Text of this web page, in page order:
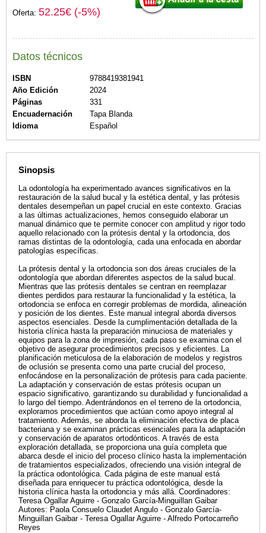
Oferta: 52.25€ (-5%)
Datos técnicos
ISBN
9788419381941
Año Edición
2024
Páginas
331
Encuadernación
Tapa Blanda
Idioma
Español
Sinopsis
La odontología ha experimentado avances significativos en la
restauración de la salud bucal y la estética dental, y las prótesis
dentales desempeñan un papel crucial en este contexto. Gracias
a las últimas actualizaciones, hemos conseguido elaborar un
manual dinámico que te permite conocer con amplitud y rigor todo
aquello relacionado con la prótesis dental y la ortodoncia, dos
ramas distintas de la odontología, cada una enfocada en abordar
patologías específicas.
La prótesis dental y la ortodoncia son dos áreas cruciales de la
odontología que abordan diferentes aspectos de la salud bucal.
Mientras que las prótesis dentales se centran en reemplazar
dientes perdidos para restaurar la funcionalidad y la estética, la
ortodoncia se enfoca en corregir problemas de mordida, alineación
y posición de los dientes. Este manual integral aborda diversos
aspectos esenciales. Desde la cumplimentación detallada de la
historia clínica hasta la preparación minuciosa de materiales y
equipos para la zona de impresión, cada paso se examina con el
objetivo de asegurar procedimientos precisos y eficientes. La
planificación meticulosa de la elaboración de modelos y registros
de oclusión se presenta como una parte crucial del proceso,
enfocándose en la personalización de prótesis para cada paciente.
La adaptación y conservación de estas prótesis ocupan un
espacio significativo, garantizando su durabilidad y funcionalidad a
lo largo del tiempo. Adentrándonos en el terreno de la ortodoncia,
exploramos procedimientos que actúan como apoyo integral al
tratamiento. Además, se aborda la eliminación efectiva de placa
bacteriana y se examinan prácticas esenciales para la adaptación
y conservación de aparatos ortodónticos. A través de esta
exploración detallada, se proporciona una guía completa que
abarca desde el inicio del proceso clínico hasta la implementación
de tratamientos especializados, ofreciendo una visión integral de
la práctica odontológica. Cada página de este manual está
diseñada para enriquecer tu práctica odontológica, desde la
historia clínica hasta la ortodoncia y más allá. Coordinadores:
Teresa Ogallar Aguirre - Gonzalo García-Minguillan Gaibar
Autores: Paola Consuelo Claudet Angulo - Gonzalo García-
Minguillan Gaibar - Teresa Ogallar Aguirre - Alfredo Portocarreño
Reyes